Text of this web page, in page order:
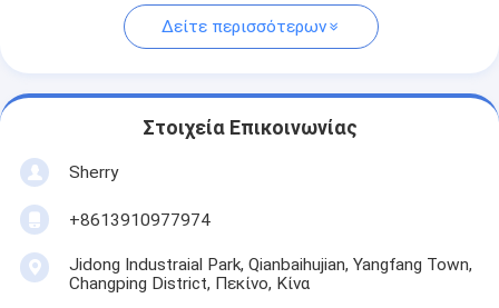
Δείτε περισσότερων
Στοιχεία Επικοινωνίας
Sherry
+8613910977974
Jidong Industraial Park, Qianbaihujian, Yangfang Town,
Changping District, Πεκίνο, Κίνα